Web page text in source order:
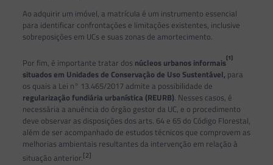
Ao adquirir um imóvel, a matrícula é um instrumento essencial
para identificar confrontações e limitações existentes, inclusive
sobreposições em UCs e suas zonas de amortecimento.
Por fim, é importante tratar dos núcleos urbanos informais[1]
situados em Unidades de Conservação de Uso Sustentável,para
os quais a Lei n° 13.465/2017 admite a possibilidade de
regularização fundiária urbanística (REURB). Nesses casos, é
necessária a anuência do órgão gestor da UC, e o procedimento
deve observar as disposições dos arts. 64 e 65 do Código Florestal,
além de ser acompanhado de estudos técnicos que comprovem as
melhorias ambientais resultantes da intervenção em relação à
situação anterior.[2]